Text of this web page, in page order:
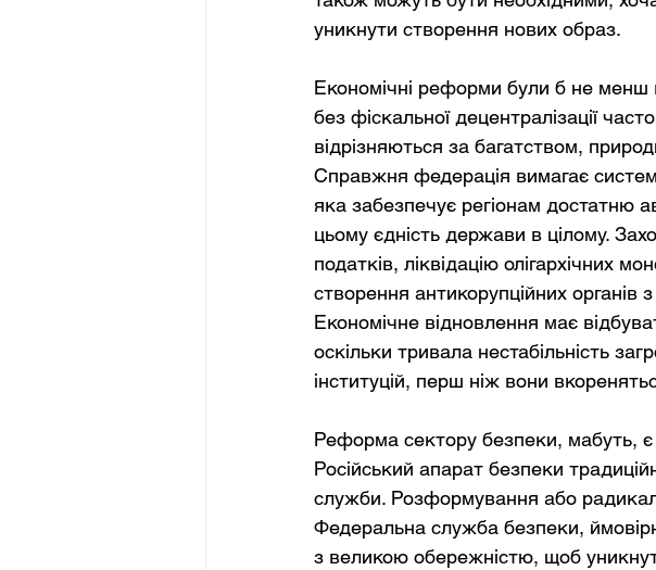
уникнути створення нових образ.
Економічні реформи були б не менш
без фіскальної децентралізації
відрізняються за багатством,
Справжня федерація вимагає
яка забезпечує регіонам достатню
цьому єдність держави в цілому.
податків, ліквідацію олігархічних
створення антикорупційних
Економічне відновлення має
оскільки тривала нестабільність
інституцій, перш ніж вони
Реформа сектору безпеки, мабуть, є
Російський апарат безпеки
служби. Розформування або
Федеральна служба безпеки,
з великою обережністю, щоб